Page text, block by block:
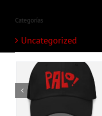
Categorías
Uncategorized